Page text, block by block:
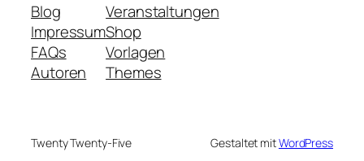
Blog
Impressum
FAQs
Autoren
Veranstaltungen
Shop
Vorlagen
Themes
Twenty Twenty-Five Gestaltet mitWordPress